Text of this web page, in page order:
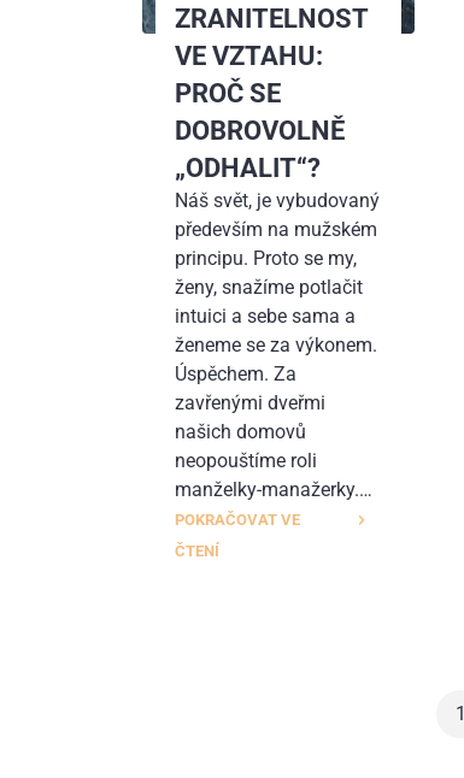
ZRANITELNOST
VE VZTAHU:
PROČ SE
DOBROVOLNĚ
„ODHALIT“?
Náš svět, je vybudovaný
především na mužském
principu. Proto se my,
ženy, snažíme potlačit
intuici a sebe sama a
ženeme se za výkonem.
Úspěchem. Za
zavřenými dveřmi
našich domovů
neopouštíme roli
manželky-manažerky.…
POKRAČOVAT VE
ČTENÍ
1